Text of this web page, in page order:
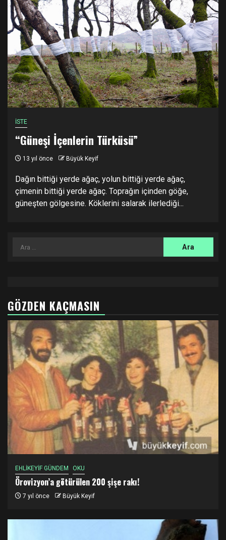
İSTE
“Güneşi İçenlerin Türküsü”
13 yıl önce Büyük Keyif
Dağın bittiği yerde ağaç, yolun bittiği yerde ağaç,
çimenin bittiği yerde ağaç. Toprağın içinden göğe,
güneşten gölgesine. Köklerini salarak ilerlediği...
Arama:
GÖZDEN KAÇMASIN
EHLİKEYİF GÜNDEM OKU
Örovizyon’a götürülen 200 şişe rakı!
7 yıl önce Büyük Keyif